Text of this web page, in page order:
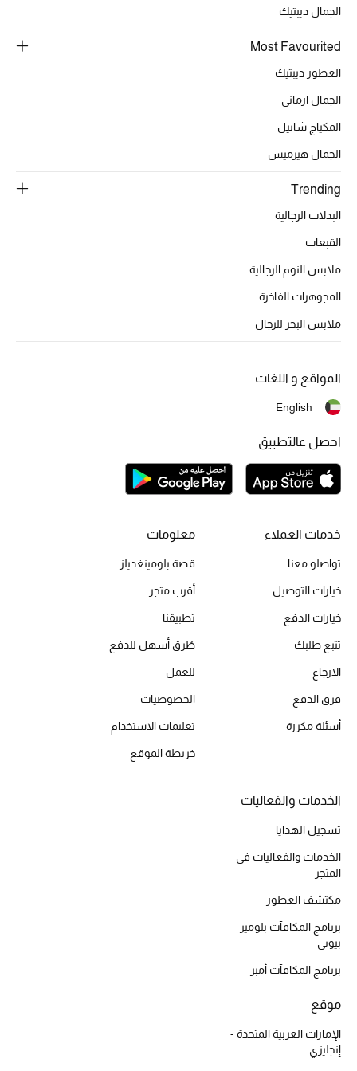
هدايا للنساء
جميع الأحذية النسائية
جميع الإكسسورات النسائية
تسوقوا للنساء
الموسم الجديد
دليل ملتزمات الحقائب
حقائب الأطفال
أبرز المصممين
الموسم الجديد
تشكيلة الأحذية
أحذية للأطفال
الجمال ديبتيك
Most Favourited
العطور ديبتيك
الجمال ارماني
المكياج شانيل
الجمال هيرميس
Trending
البدلات الرجالية
القبعات
ملابس النوم الرجالية
المجوهرات الفاخرة
ملابس البحر للرجال
خدمات العملاء
تواصلو معنا
خيارات التوصيل
خيارات الدفع
تتبع طلبك
الارجاع
فرق الدفع
أسئلة مكررة
معلومات
قصة بلومينغديلز
أقرب متجر
تطبيقنا
طُرق أسهل للدفع
للعمل
الخصوصيات
تعليمات الاستخدام
خريطة الموقع
الخدمات والفعاليات
تسجيل الهدايا
الخدمات والفعاليات في
المتجر
مكتشف العطور
برنامج المكافآت بلوميز
بيوتي
برنامج المكافآت أمبر
موقع
الإمارات العربية المتحدة -
إنجليزي
المواقع و اللغات
English
احصل عالتطبيق